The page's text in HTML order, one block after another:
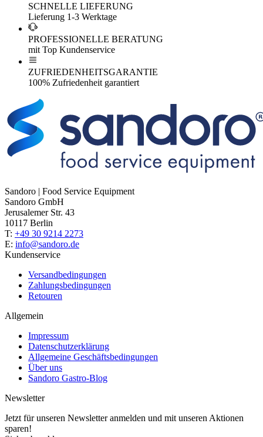
SCHNELLE LIEFERUNG
Lieferung 1-3 Werktage
PROFESSIONELLE BERATUNG
mit Top Kundenservice
ZUFRIEDENHEITSGARANTIE
100% Zufriedenheit garantiert
Sandoro | Food Service Equipment
Sandoro GmbH
Jerusalemer Str. 43
10117 Berlin
T: +49 30 9214 2273
E: info@sandoro.de
Kundenservice
Versandbedingungen
Zahlungsbedingungen
Retouren
Allgemein
Impressum
Datenschutzerklärung
Allgemeine Geschäftsbedingungen
Über uns
Sandoro Gastro-Blog
Newsletter
Jetzt für unseren Newsletter anmelden und mit unseren Aktionen
sparen!